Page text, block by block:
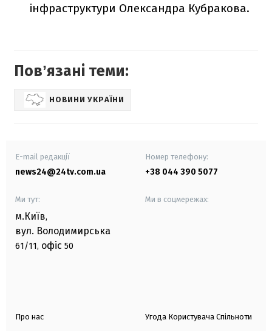
інфраструктури Олександра Кубракова.
Повʼязані теми:
НОВИНИ УКРАЇНИ
E-mail редакції
news24@24tv.com.ua
Номер телефону:
+38 044 390 5077
Ми тут:
м.Київ,
вул. Володимирська
61/11, офіс 50
Ми в соцмережах:
Про нас Угода Користувача Спільноти